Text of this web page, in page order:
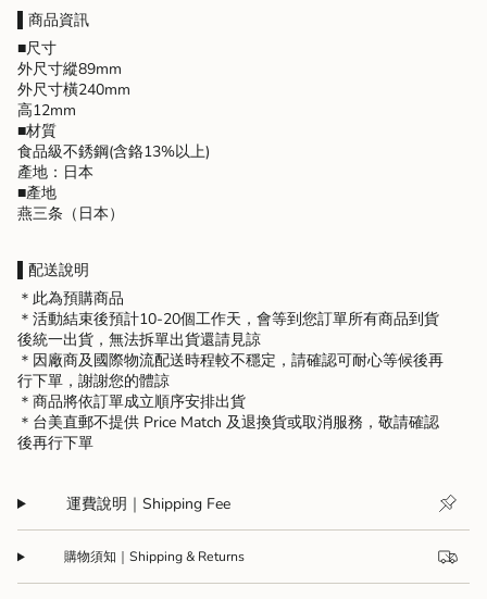
"multiples_of"=>"Increments
of
{{
quantity
}}",
"minimum_of"=>"Minimum
of
{{
quantity
}}",
"maximum_of"=>"Maximum
{{
quantity
}}"}
▌商品資訊
■尺寸
外尺寸縱89mm
外尺寸橫240mm
高12mm
■材質
食品級不銹鋼(含鉻13%以上)
產地：日本
■產地
燕三条（日本）
▌配送說明
＊此為預購商品
＊活動結束後預計10-20個工作天，會等到您訂單所有商品到貨
後統一出貨，無法拆單出貨還請見諒
＊因廠商及國際物流配送時程較不穩定，請確認可耐心等候後再
行下單，謝謝您的體諒
＊商品將依訂單成立順序安排出貨
＊台美直郵不提供 Price Match 及退換貨或取消服務，敬請確認
後再行下單
運費說明｜Shipping Fee
購物須知｜Shipping & Returns